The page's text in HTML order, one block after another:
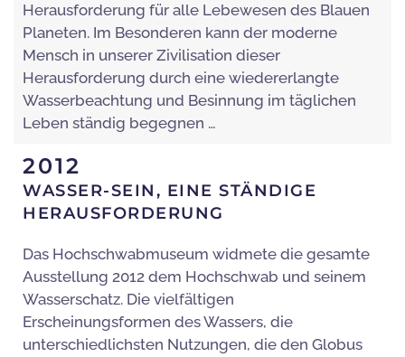
Herausforderung für alle Lebewesen des Blauen
Planeten. Im Besonderen kann der moderne
Mensch in unserer Zivilisation dieser
Herausforderung durch eine wiedererlangte
Wasserbeachtung und Besinnung im täglichen
Leben ständig begegnen …
2012
WASSER-SEIN, EINE STÄNDIGE
HERAUSFORDERUNG
Das Hochschwabmuseum widmete die gesamte
Ausstellung 2012 dem Hochschwab und seinem
Wasserschatz. Die vielfältigen
Erscheinungsformen des Wassers, die
unterschiedlichsten Nutzungen, die den Globus